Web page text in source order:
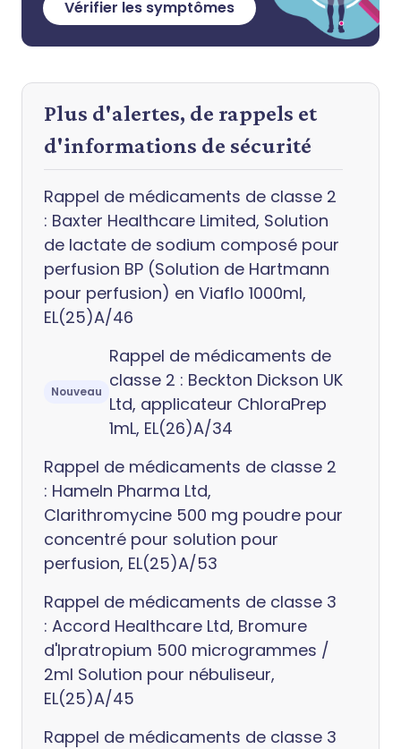
Vérifier les symptômes
Plus d'alertes, de rappels et
d'informations de sécurité
Rappel de médicaments de classe 2
: Baxter Healthcare Limited, Solution
de lactate de sodium composé pour
perfusion BP (Solution de Hartmann
pour perfusion) en Viaflo 1000ml,
EL(25)A/46
Nouveau
Rappel de médicaments de
classe 2 : Beckton Dickson UK
Ltd, applicateur ChloraPrep
1mL, EL(26)A/34
Rappel de médicaments de classe 2
: Hameln Pharma Ltd,
Clarithromycine 500 mg poudre pour
concentré pour solution pour
perfusion, EL(25)A/53
Rappel de médicaments de classe 3
: Accord Healthcare Ltd, Bromure
d'Ipratropium 500 microgrammes /
2ml Solution pour nébuliseur,
EL(25)A/45
Rappel de médicaments de classe 3